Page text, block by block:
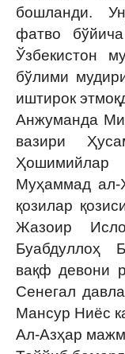
бошланди.
фатво
Ўзбекистон
бўлими
иштирок
Анжуманда
вазири
Ҳошимийлар
Муҳаммад ал-
қозилар
Жазоир
Буабдуллоҳ
вақф девони
Сенегал
Мансур Ниёс
Ал-Азҳар